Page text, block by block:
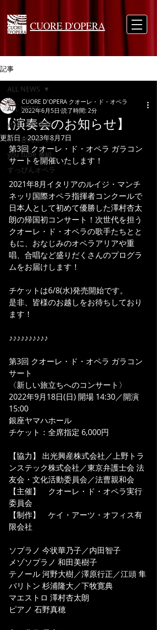
CUORE D'OPERA
記事
ALL NEWS
you tube 番組
すっぴんオペラ
you tube 番組
すっぴんオペラ
ALL NEWS
【演奏会のお知らせ】
CUORE D'OPERA クオーレ・ド・オペラ
2022年6月5日 読了時間: 2分
更新日：2023年8月7日
第3回 クオーレ・ド・オペラ ガラコン
サートを開催いたします！
2021年8月イタリアのルイジ・マンチ
ネッリ国際オペラ指揮者コンクールで
日本人として初めて優勝した澤村杏太
朗の帰国初コンサート！次世代を担う
クオーレ・ド・オペラの歌手たちとと
もに、おなじみのオペラアリアや重
唱、合唱など盛りだくさんのプログラ
ムをお届けします！
チケットは6/8(水)発売開始です。
是非、皆様のお越しをお待ちしており
ます！
♪♪♪♪♪♪♪♪♪♪
第3回 クオーレ・ド・オペラ ガラコン
サート
〈新しい旅立ちへのコンサート〉
2022年9月18日(日) 開場 14:30／開演
15:00
銀座ヤマハホール
チケット：全席指定 6,000円
【協力】 出光興産株式会社／上野トラ
ンステック株式会社／東京弁護士会 法
友会・文化活動委員会／法曹親和会
【主催】　クオーレ・ド・オペラ実行
委員会
【制作】　ケイ・アーツ・オフィス有
限会社
ソプラノ 今状華乃子／内田智子
メゾソプラノ 和田美樹子
テノール 河野大樹／澤原行正／江頭 隼
バリトン 杉浦隆大／下牧寛典
マエストロ 澤村杏太朗
ピアノ 石野真穂